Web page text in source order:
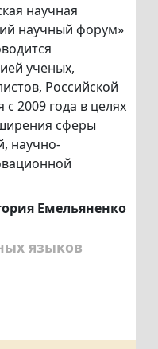
научная
научный форум»
ученых,
Российской
2009 года в целях
сферы
научно-
Емельяненко
языков